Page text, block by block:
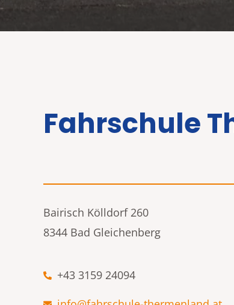
Fahrschule
Bairisch Kölldorf 260
8344 Bad Gleichenberg
+43 3159 24094